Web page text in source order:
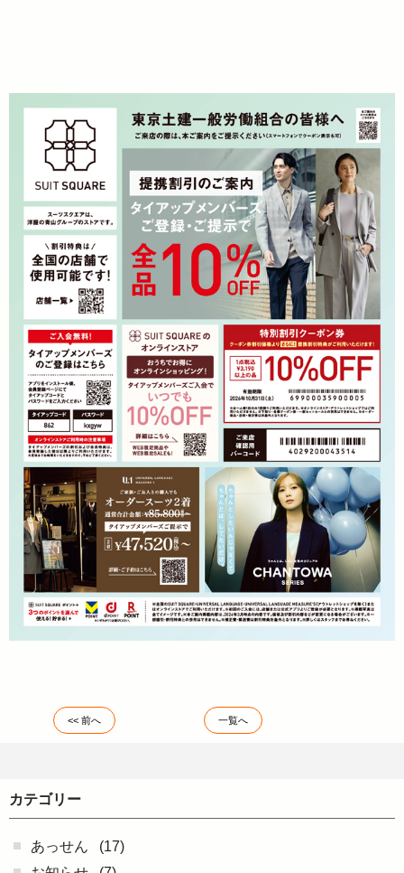
<< 前へ 一覧へ
カテゴリー
あっせん
(17)